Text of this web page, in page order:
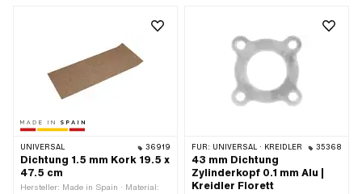
UNIVERSAL 36919
Dichtung 1.5 mm Kork 19.5 x
47.5 cm
Hersteller: Made in Spain · Material:
FÜR: UNIVERSAL · KREIDLER 35368
43 mm Dichtung
Zylinderkopf 0.1 mm Alu |
Kreidler Florett